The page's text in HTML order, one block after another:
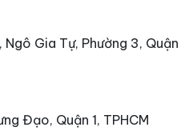
Ngô Gia Tự, Phường 3, Quận
Đạo, Quận 1, TPHCM